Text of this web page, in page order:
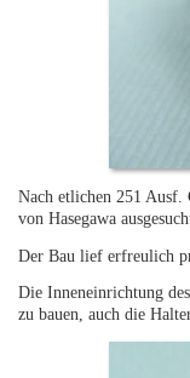
Nach etlichen 251 Ausf.
von Hasegawa
Der Bau lief erfreulich
Die Inneneinrichtung
zu bauen, auch die